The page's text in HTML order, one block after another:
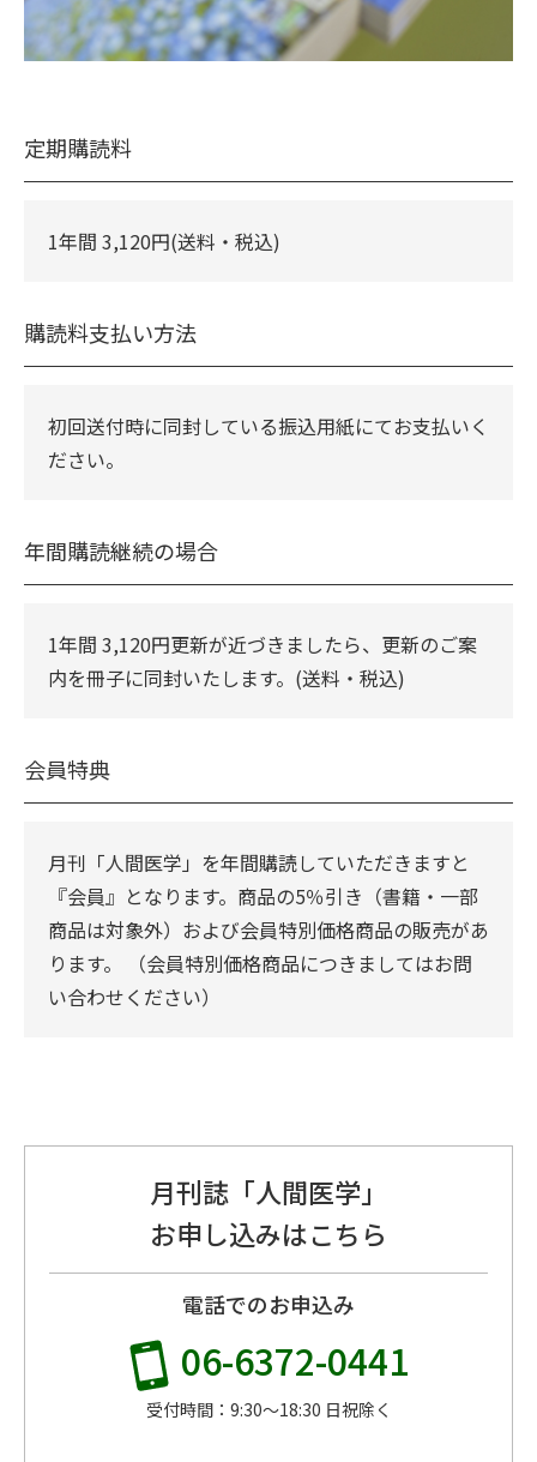
定期購読料
1年間 3,120円(送料・税込)
購読料支払い方法
初回送付時に同封している振込用紙にてお支払いく
ださい。
年間購読継続の場合
1年間 3,120円更新が近づきましたら、更新のご案
内を冊子に同封いたします。(送料・税込)
会員特典
月刊「人間医学」を年間購読していただきますと
『会員』となります。商品の5％引き（書籍・一部
商品は対象外）および会員特別価格商品の販売があ
ります。 （会員特別価格商品につきましてはお問
い合わせください）
月刊誌「人間医学」
お申し込みはこちら
電話でのお申込み
06-6372-0441
受付時間：9:30〜18:30 日祝除く